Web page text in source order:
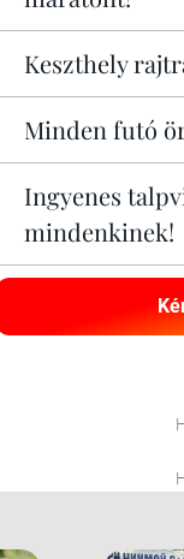
Keszthely
Minden futó
Ingyenes
mindenkinek!